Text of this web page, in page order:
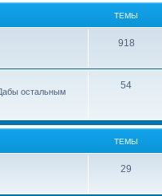
ТЕМЫ
918
остальным
54
ТЕМЫ
29